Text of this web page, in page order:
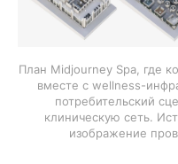
План Midjourney Spa, где
вместе с wellness-
потребительский
клиническую сеть.
изображение